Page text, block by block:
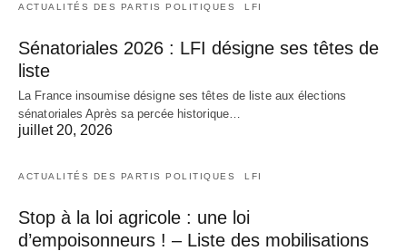
ACTUALITÉS DES PARTIS POLITIQUES LFI
Sénatoriales 2026 : LFI désigne ses têtes de
liste
La France insoumise désigne ses têtes de liste aux élections
sénatoriales Après sa percée historique…
juillet 20, 2026
ACTUALITÉS DES PARTIS POLITIQUES LFI
Stop à la loi agricole : une loi
d’empoisonneurs ! – Liste des mobilisations